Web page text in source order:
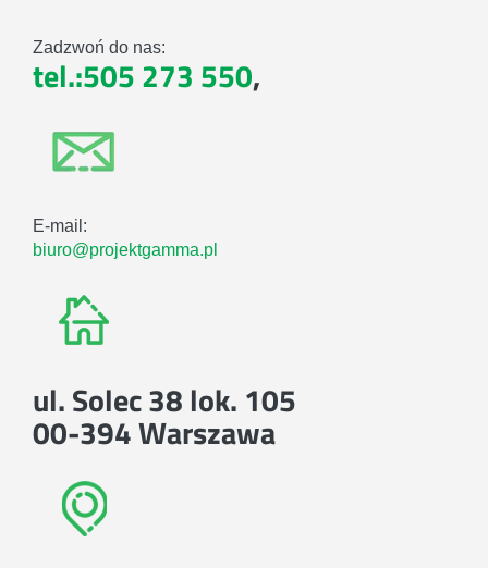
Zadzwoń do nas:
tel.:505 273 550,
E-mail:
biuro@projektgamma.pl
ul. Solec 38 lok. 105
00-394 Warszawa